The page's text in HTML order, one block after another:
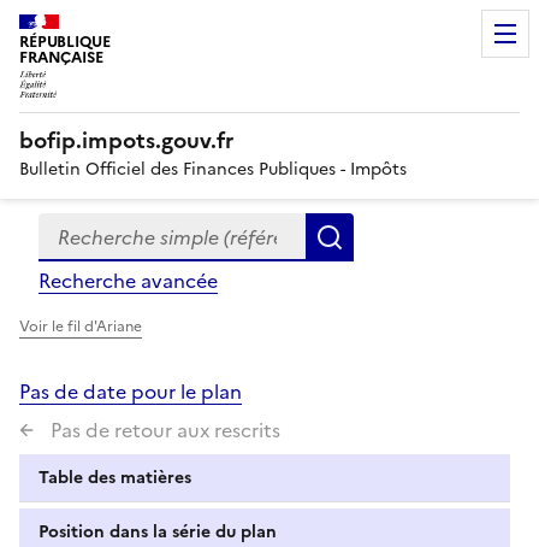
RÉPUBLIQUE
FRANÇAISE
bofip.impots.gouv.fr
Bulletin Officiel des Finances Publiques - Impôts
Formulaire
de
recherche
Recherche simple (références, mots clés, partie du
Recherche avancée
Voir le fil d'Ariane
Pas de date pour le plan
Pas de retour aux rescrits
Table des matières
Position dans la série du plan